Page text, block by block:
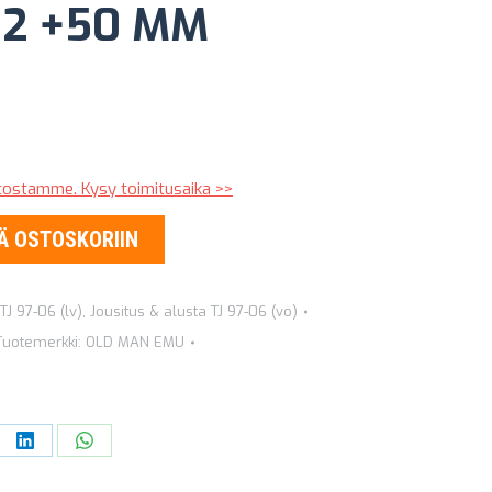
+50 MM
Kysy toimitusaika >>
OSTOSKORIIN
97-06 (lv), Jousitus & alusta TJ 97-06 (vo)
OLD MAN EMU
Share Share